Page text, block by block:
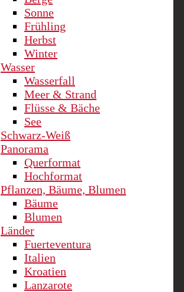
Sonne
Frühling
Herbst
Winter
Wasser
Wasserfall
Meer & Strand
Flüsse & Bäche
See
Schwarz-Weiß
Panorama
Querformat
Hochformat
Pflanzen, Bäume, Blumen
Bäume
Blumen
Länder
Fuerteventura
Italien
Kroatien
Lanzarote